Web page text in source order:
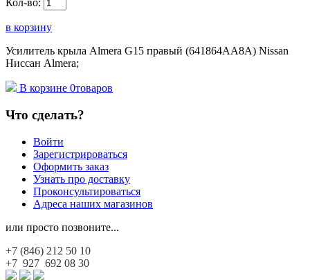
Кол-во:
в корзину
Усилитель крыла Almera G15 правый (641864AA8A) Nissan
Ниссан Almera;
В корзине 0товаров
Что сделать?
Войти
Зарегистрироваться
Оформить заказ
Узнать про доставку
Проконсультироваться
Адреса наших магазинов
или просто позвоните...
+7 (846) 212 50 10
+7 927 692 08 30